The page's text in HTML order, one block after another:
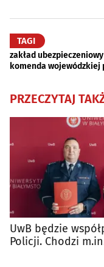
TAGI
zakład ubezpieczeniowy
komenda wojewódzkiej
PRZECZYTAJ
UwB będzie
Policji. Chodzi